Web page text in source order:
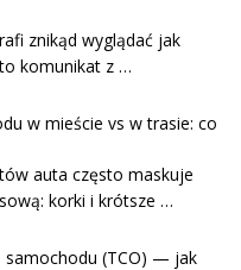
znikąd wyglądać jak
komunikat z …
w mieście vs w trasie: co
auta często maskuje
korki i krótsze …
samochodu (TCO) — jak